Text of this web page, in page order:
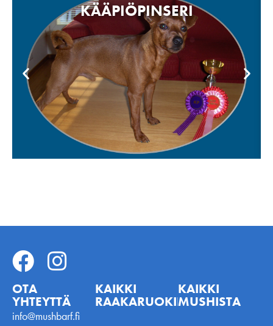
KÄÄPIÖPINSERI
OTA
YHTEYTTÄ
info@mushbarf.fi
KAIKKI
RAAKARUOKINNASTA
KAIKKI
MUSHISTA